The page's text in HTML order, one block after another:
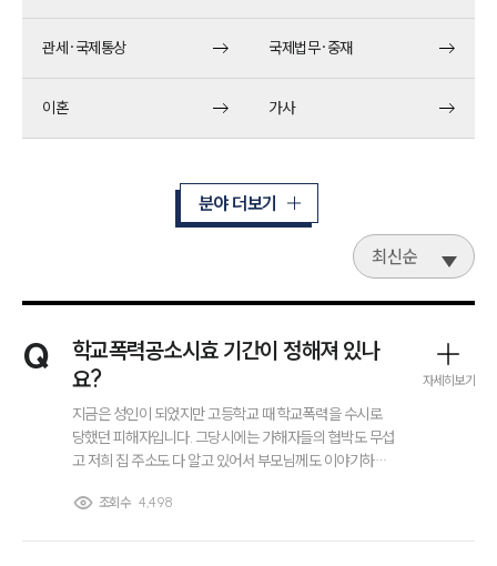
관세·국제통상 국제법무·중재
이혼 가사
분야 더보기
최신순
Q
학교폭력공소시효 기간이 정해져 있나
요?
지금은 성인이 되었지만 고등학교 때 학교폭력을 수시로
당했던 피해자입니다. 그당시에는 가해자들의 협박도 무섭
고 저희 집 주소도 다 알고 있어서 부모님께도 이야기하지
던 일진 무리가 너무 무서워서 대응을 못했는데 고등학교
조회수 4,498
자세히보기